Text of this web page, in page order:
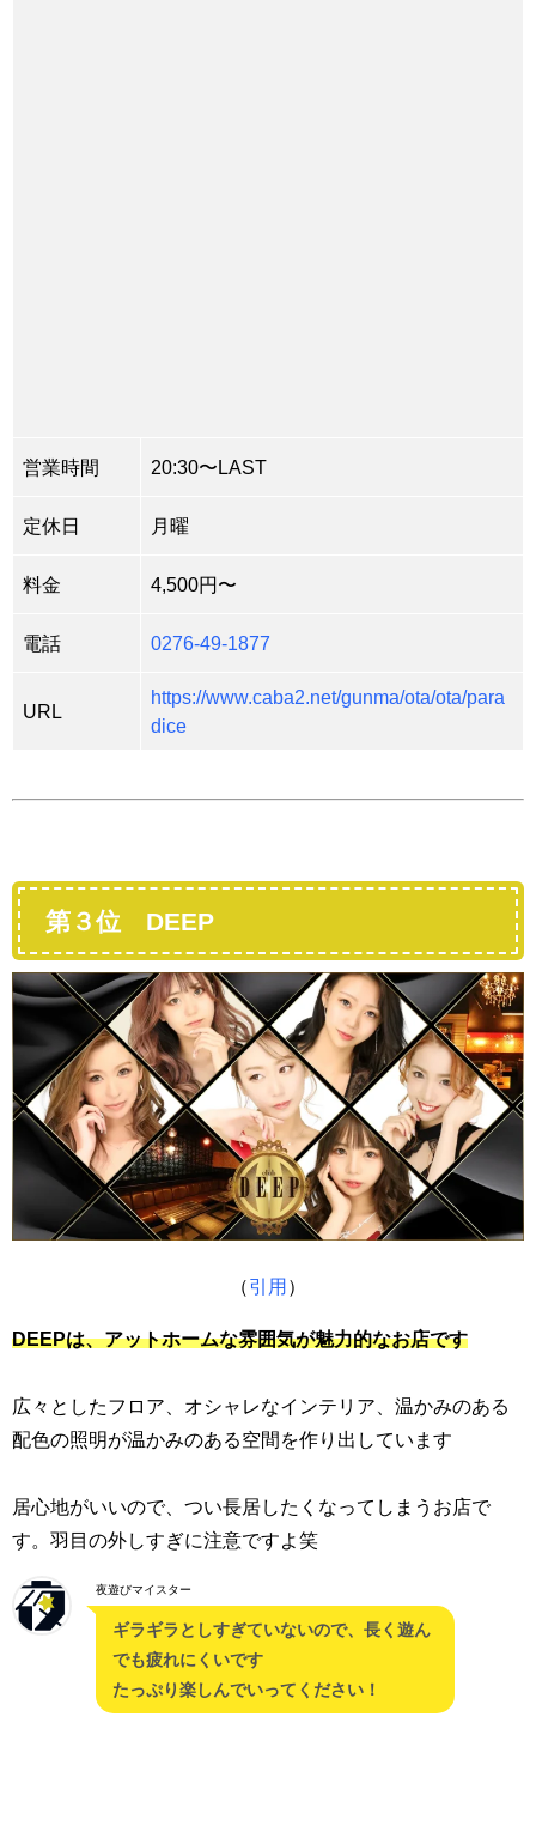
営業時間 20:30〜LAST
定休日 月曜
料金 4,500円〜
電話 0276-49-1877
URL
https://www.caba2.net/gunma/ota/ota/para
dice
第３位 DEEP
（引用 ）
DEEPは、アットホームな雰囲気が魅力的なお店です
広々としたフロア、オシャレなインテリア、温かみのある
配色の照明が温かみのある空間を作り出しています
居心地がいいので、つい長居したくなってしまうお店で
す。羽目の外しすぎに注意ですよ笑
夜遊びマイスター
ギラギラとしすぎていないので、長く遊ん
でも疲れにくいです
たっぷり楽しんでいってください！